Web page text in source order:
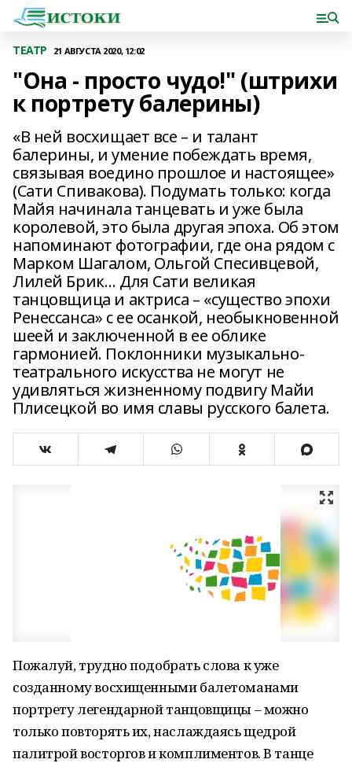
ТЕАТР 21 АВГУСТА 2020, 12:02
"Она - просто чудо!" (штрихи
к портрету балерины)
«В ней восхищает все – и талант
балерины, и умение побеждать время,
связывая воедино прошлое и настоящее»
(Сати Спивакова). Подумать только: когда
Майя начинала танцевать и уже была
королевой, это была другая эпоха. Об этом
напоминают фотографии, где она рядом с
Марком Шагалом, Ольгой Спесивцевой,
Лилей Брик… Для Сати великая
танцовщица и актриса – «существо эпохи
Ренессанса» с ее осанкой, необыкновенной
шеей и заключенной в ее облике
гармонией. Поклонники музыкально-
театрального искусства не могут не
удивляться жизненному подвигу Майи
Плисецкой во имя славы русского балета.
Пожалуй, трудно подобрать слова к уже
созданному восхищенными балетоманами
портрету легендарной танцовщицы – можно
только повторять их, наслаждаясь щедрой
палитрой восторгов и комплиментов. В танце